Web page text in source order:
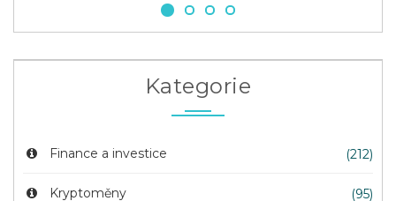
Kategorie
Finance a investice (212)
Kryptoměny (95)